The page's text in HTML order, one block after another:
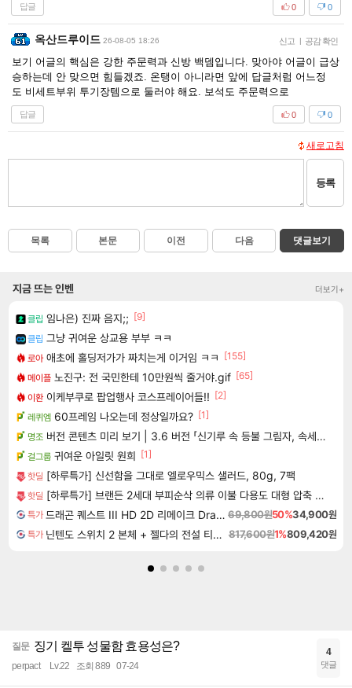
답글 0
0
옥산드루이드 26-08-05 18:26 신고 | 공감 확인
보기 어글의 핵심은 강한 주문력과 신방 백뎀입니다. 맞아야 어글이 급상
승하는데 안 맞으면 힘들겠죠. 온탱이 아니라면 앞에 답글처럼 어느정
도 비세트부위 투기장템으로 둘러야 해요. 보석도 주문력으로
답글 0
0
새로고침
등록
목록 본문 이전 다음 댓글보기
지금 뜨는 인벤 더보기+
클립 임나은) 진짜 음지;; [9]
클립 그냥 귀여운 상교용 부부 ㅋㅋ
로아 애초에 홀딩저가가 짜치는게 이거임 ㅋㅋ
[155]
메이플 노진구: 전 국민한테 10만원씩 줄거야.gif [65]
이환 이케부쿠로 팝업행사 코스프레이어들!! [2]
레퀴엠 60프레임 나오는데 정상일까요? [1]
명조 버전 콘텐츠 미리 보기 | 3.6 버전 「신기루 속 등불 그림자, 속세에 깃든 검의 결심」이 8월 20일에 업데이트됩니다!
걸그룹 귀여운 아일릿 원희 [1]
핫딜 [하루특가] 신선함을 그대로 엘로우믹스 샐러드, 80g, 7팩
핫딜 [하루특가] 브랜든 2세대 부피순삭 의류 이불 다용도 대형 압축 파우치 2매세트
특가 드래곤 퀘스트 III HD 2D 리메이크 Dragon Quest III HD 2D Remake 69,800원50%34,900원
특가 닌텐도 스위치 2 본체 + 젤다의 전설 티어스 오브 더 킹덤 닌텐도 스위치 2 에디션 + 젤다의 전설 브레스 오브 더 와일드 닌텐도 스위치 2 에디션 번들 817,600원1%809,420원
질문 징기 켈투 성물함 효용성은?
perpact Lv.22 조회 889 07-24
4
댓글